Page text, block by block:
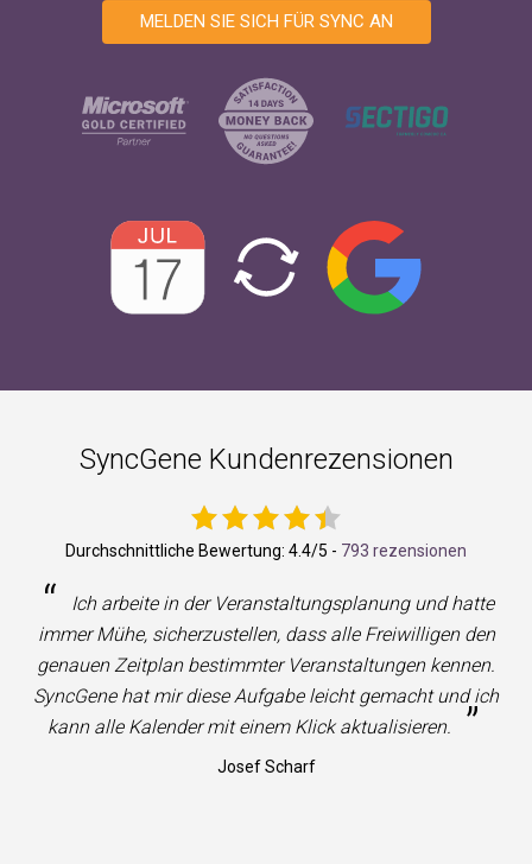
MELDEN SIE SICH FÜR SYNC AN
SyncGene Kundenrezensionen
Durchschnittliche Bewertung: 4.4/5 - 793 rezensionen
“
Ich arbeite in der Veranstaltungsplanung und hatte
immer Mühe, sicherzustellen, dass alle Freiwilligen den
genauen Zeitplan bestimmter Veranstaltungen kennen.
SyncGene hat mir diese Aufgabe leicht gemacht und ich
kann alle Kalender mit einem Klick aktualisieren.
”
Josef Scharf